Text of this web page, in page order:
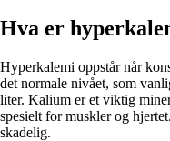
Hva er
Hyperkalemi oppstår når
det normale nivået, som
liter. Kalium er et viktig
spesielt for muskler og
skadelig.